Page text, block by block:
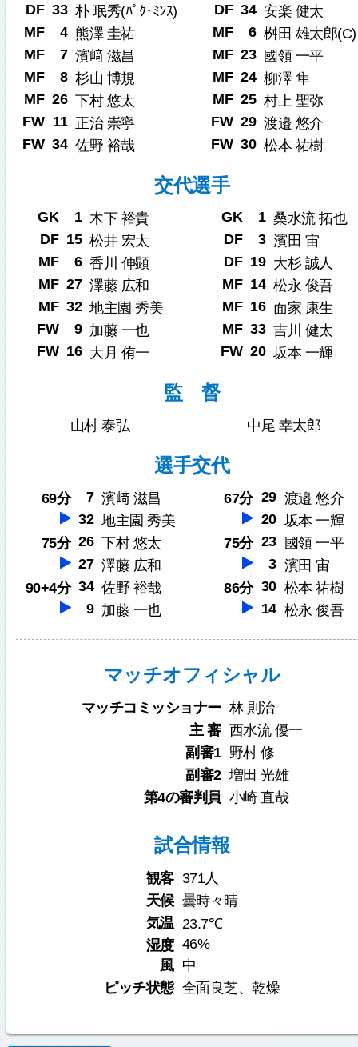
DF 33 朴 珉秀(ﾊﾟｸ･ﾐﾝｽ)
MF
4 熊澤 圭祐
MF
7 濱﨑 滋昌
MF
8 杉山 博規
MF 26 下村 悠太
FW 11 正治 崇寧
FW 34 佐野 裕哉
DF 34 安楽 健太
MF
6 桝田 雄太郎(C)
MF 23
國領 一平
MF 24 柳澤 隼
MF 25 村上 聖弥
FW 29 渡邉 悠介
FW 30 松本 祐樹
交代選手
GK 1 木下 裕貴
DF 15 松井 宏太
MF
6 香川 伸顕
MF 27 澤藤 広和
MF 32 地主園 秀美
FW
9 加藤 一也
FW 16 大月 侑一
GK 1 桑水流 拓也
DF
3 濱田 宙
DF 19 大杉 誠人
MF 14 松永 俊吾
MF 16 面家 康生
MF 33 吉川 健太
FW 20 坂本 一輝
監 督
山村 泰弘 中尾 幸太郎
選手交代
69分 7 濱﨑 滋昌
32 地主園 秀美
75分 26 下村 悠太
27 澤藤 広和
90+4分 34 佐野 裕哉
9 加藤 一也
67分 29 渡邉 悠介
20 坂本 一輝
75分 23
國領 一平
3 濱田 宙
86分 30 松本 祐樹
14 松永 俊吾
マッチオフィシャル
マッチコミッショナー 林 則治
主 審 西水流 優一
副審1 野村 修
副審2 増田 光雄
第4の審判員 小崎 直哉
試合情報
観客 371人
天候 曇時々晴
気温 23.7℃
湿度 46%
風 中
ピッチ状態 全面良芝、乾燥